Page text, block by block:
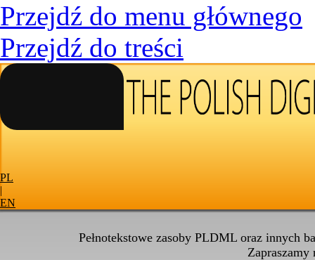
Przejdź do menu głównego
Przejdź do treści
PL
|
EN
Pełnotekstowe zasoby PLDML oraz innych
Zapraszamy